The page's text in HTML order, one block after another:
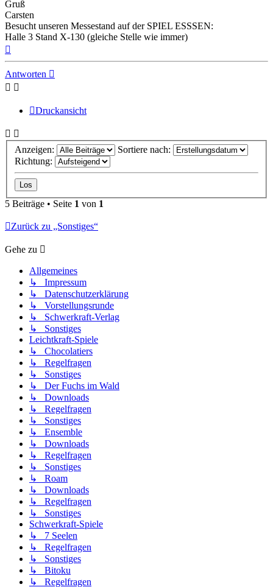
Gruß
Carsten
Besucht unseren Messestand auf der SPIEL ESSSEN:
Halle 3 Stand X-130 (gleiche Stelle wie immer)
Antworten
Druckansicht
Anzeigen:
Sortiere nach:
Richtung:
5 Beiträge • Seite 1 von 1
Zurück zu „Sonstiges“
Gehe zu
Allgemeines
↳ Impressum
↳ Datenschutzerklärung
↳ Vorstellungsrunde
↳ Schwerkraft-Verlag
↳ Sonstiges
Leichtkraft-Spiele
↳ Chocolatiers
↳ Regelfragen
↳ Sonstiges
↳ Der Fuchs im Wald
↳ Downloads
↳ Regelfragen
↳ Sonstiges
↳ Ensemble
↳ Downloads
↳ Regelfragen
↳ Sonstiges
↳ Roam
↳ Downloads
↳ Regelfragen
↳ Sonstiges
Schwerkraft-Spiele
↳ 7 Seelen
↳ Regelfragen
↳ Sonstiges
↳ Bitoku
↳ Regelfragen